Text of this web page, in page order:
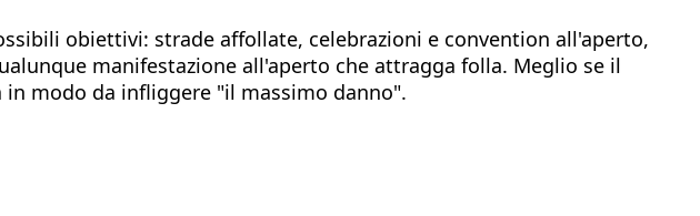
obiettivi: strade affollate, celebrazioni e convention all'aperto,
manifestazione all'aperto che attragga folla. Meglio se il
modo da infliggere "il massimo danno".